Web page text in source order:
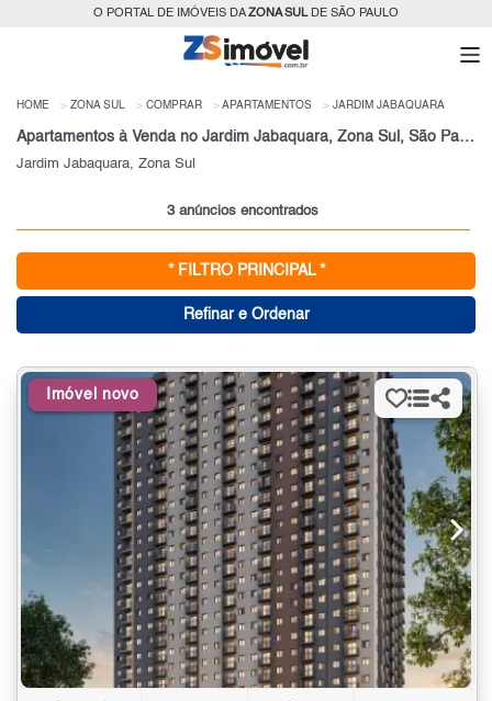
O PORTAL DE IMÓVEIS DAZONA SULDE SÃO PAULO
HOME ZONA SUL COMPRAR APARTAMENTOS JARDIM JABAQUARA
Apartamentos à Venda no Jardim Jabaquara, Zona Sul, São Paulo, SP
Jardim Jabaquara, Zona Sul
3 anúncios encontrados
* FILTRO PRINCIPAL *
Refinar e Ordenar
Imóvel novo